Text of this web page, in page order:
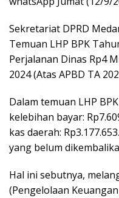
Sekretariat DPRD
Temuan LHP BPK
Perjalanan Dinas Rp4
2024 (Atas APBD TA
Dalam temuan LHP
kelebihan bayar:
kas daerah:
yang belum
Hal ini sebutnya,
(Pengelolaan